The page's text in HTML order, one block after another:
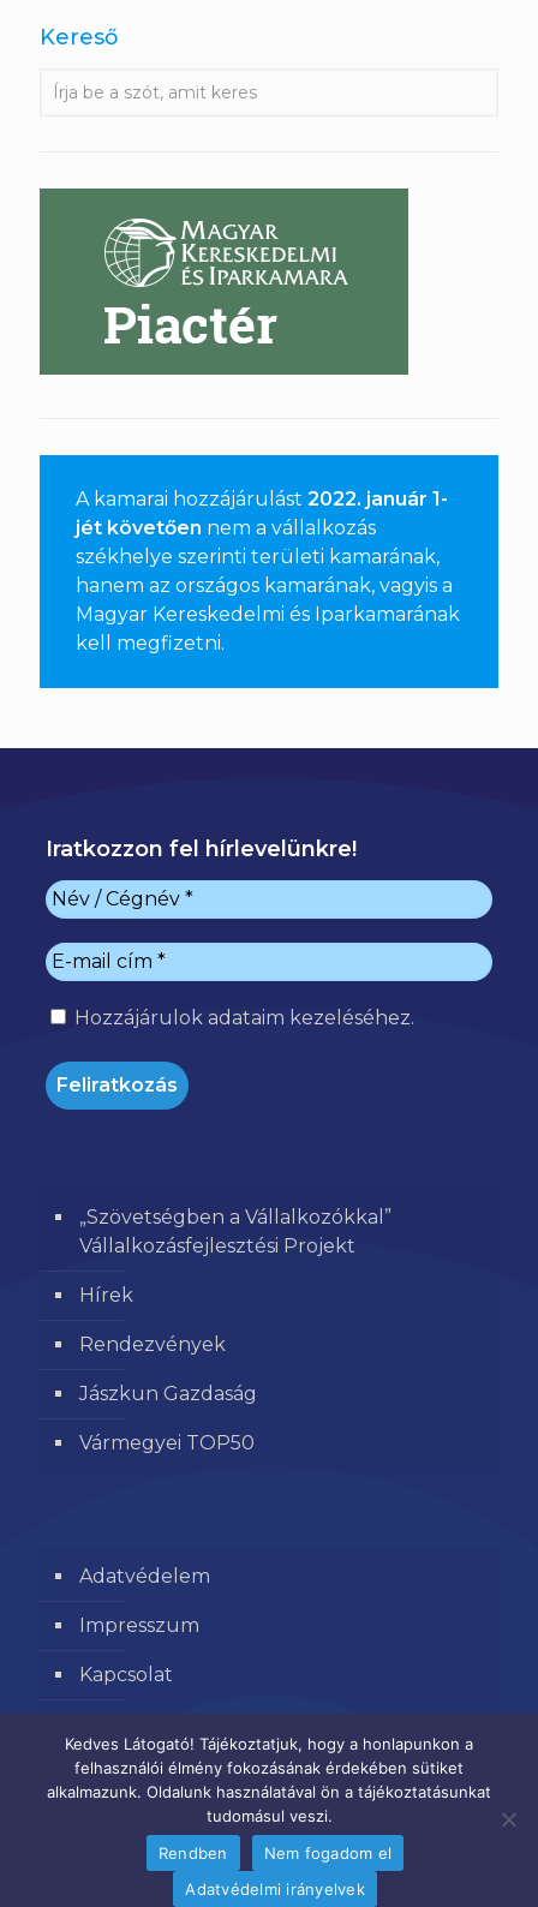
Kereső
A kamarai hozzájárulást 2022. január 1-
jét követően nem a vállalkozás
székhelye szerinti területi kamarának,
hanem az országos kamarának, vagyis a
Magyar Kereskedelmi és Iparkamarának
kell megfizetni.
Iratkozzon fel hírlevelünkre!
Hozzájárulok adataim kezeléséhez.
„Szövetségben a Vállalkozókkal”
Vállalkozásfejlesztési Projekt
Hírek
Rendezvények
Jászkun Gazdaság
Vármegyei TOP50
Adatvédelem
Impresszum
Kapcsolat
Kedves Látogató! Tájékoztatjuk, hogy a honlapunkon a
felhasználói élmény fokozásának érdekében sütiket
alkalmazunk. Oldalunk használatával ön a tájékoztatásunkat
tudomásul veszi.
Rendben
Nem fogadom el
Adatvédelmi irányelvek